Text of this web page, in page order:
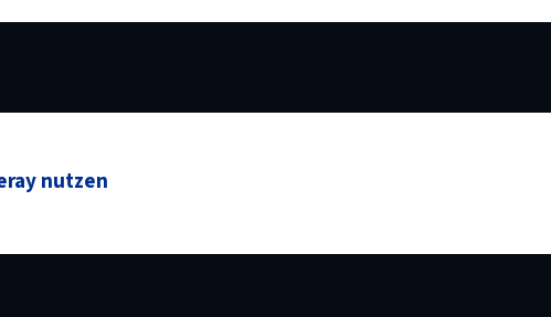
nutzen